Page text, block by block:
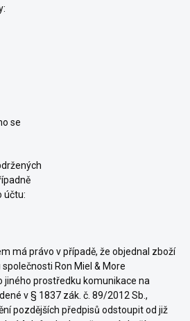
se
účtu:
má právo v případě, že objednal zboží
Ron Miel & More
jiného prostředku komunikace na
v § 1837 zák. č. 89/2012 Sb.,
pozdějších předpisů odstoupit od již